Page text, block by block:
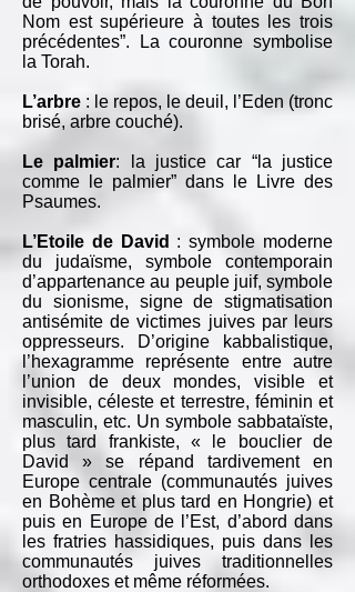
Nom est supérieure à toutes les trois
précédentes”. La couronne symbolise
la Torah.
L’arbre : le repos, le deuil, l’Eden (tronc
brisé, arbre couché).
Le palmier: la justice car “la justice
comme le palmier” dans le Livre des
Psaumes.
L’Etoile de David : symbole moderne
du judaïsme, symbole contemporain
d’appartenance au peuple juif, symbole
du sionisme, signe de stigmatisation
antisémite de victimes juives par leurs
oppresseurs. D’origine kabbalistique,
l’hexagramme représente entre autre
l’union de deux mondes, visible et
invisible, céleste et terrestre, féminin et
masculin, etc. Un symbole sabbataïste,
plus tard frankiste, « le bouclier de
David » se répand tardivement en
Europe centrale (communautés juives
en Bohème et plus tard en Hongrie) et
puis en Europe de l’Est, d’abord dans
les fratries hassidiques, puis dans les
communautés juives traditionnelles
orthodoxes et même réformées.